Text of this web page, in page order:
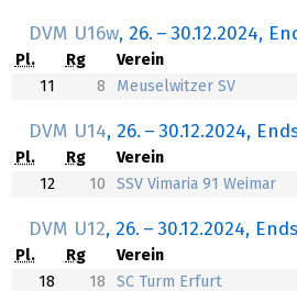
DVM U16w, 26. – 30.12.2024,
Pl. Rg Verein
11
8 Meuselwitzer SV
DVM U14, 26. – 30.12.2024,
Pl. Rg Verein
12
10 SSV Vimaria 91 Weimar
DVM U12, 26. – 30.12.2024,
Pl. Rg Verein
18
18 SC Turm Erfurt